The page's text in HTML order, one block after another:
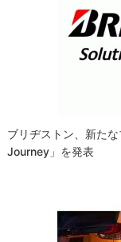
ブリヂストン、新た
Journey」を発表